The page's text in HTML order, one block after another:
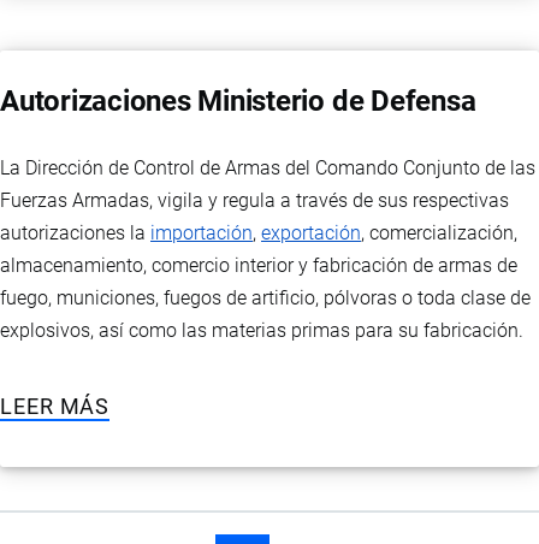
Autorizaciones Ministerio de Defensa
La Dirección de Control de Armas del Comando Conjunto de las
Fuerzas Armadas, vigila y regula a través de sus respectivas
autorizaciones la importación, exportación, comercialización,
almacenamiento, comercio interior y fabricación de armas de
fuego, municiones, fuegos de artificio, pólvoras o toda clase de
explosivos, así como las materias primas para su fabricación.
LEER MÁS